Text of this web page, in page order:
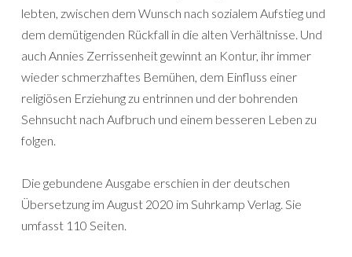
lebten, zwischen dem Wunsch nach sozialem Aufstieg und
dem demütigenden Rückfall in die alten Verhältnisse. Und
auch Annies Zerrissenheit gewinnt an Kontur, ihr immer
wieder schmerzhaftes Bemühen, dem Einfluss einer
religiösen Erziehung zu entrinnen und der bohrenden
Sehnsucht nach Aufbruch und einem besseren Leben zu
folgen.
Die gebundene Ausgabe erschien in der deutschen
Übersetzung im August 2020 im Suhrkamp Verlag. Sie
umfasst 110 Seiten.